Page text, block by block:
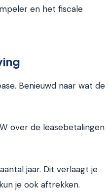
en het fiscale
Benieuwd naar wat de
over de leasebetalingen
jaar. Dit verlaagt je
je ook aftrekken.